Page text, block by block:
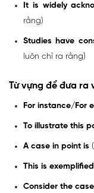
It is widely
rằng)
Studies have
luôn chỉ ra rằng)
Từ vựng để đưa ra
For instance/For
To illustrate this
A case in point is
This is
Consider the